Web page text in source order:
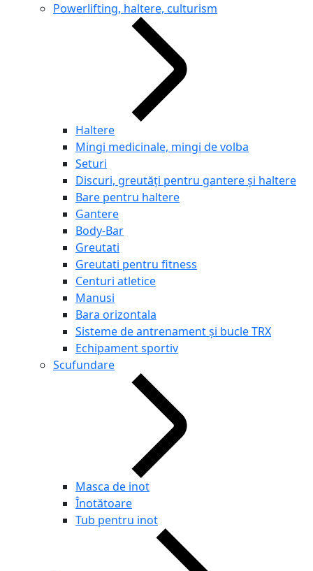
Powerlifting, haltere, culturism
Haltere
Mingi medicinale, mingi de volba
Seturi
Discuri, greutăți pentru gantere și haltere
Bare pentru haltere
Gantere
Body-Bar
Greutati
Greutati pentru fitness
Centuri atletice
Manusi
Bara orizontala
Sisteme de antrenament și bucle TRX
Echipament sportiv
Scufundare
Masca de inot
Înotătoare
Tub pentru inot